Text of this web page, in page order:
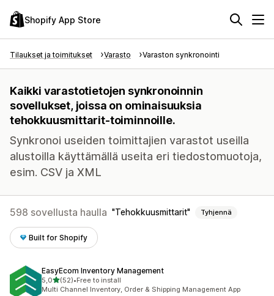
Shopify App Store
Tilaukset ja toimitukset Varasto Varaston synkronointi
Kaikki varastotietojen synkronoinnin
sovellukset, joissa on ominaisuuksia
tehokkuusmittarit-toiminnoille.
Synkronoi useiden toimittajien varastot useilla
alustoilla käyttämällä useita eri tiedostomuotoja,
esim. CSV ja XML
598 sovellusta haulla Tehokkuusmittarit Tyhjennä
Built for Shopify
EasyEcom Inventory Management
5,0/ 5 tähteä
(52)
52 arvostelua yhteensä
•Free to install
Multi Channel Inventory, Order & Shipping Management App